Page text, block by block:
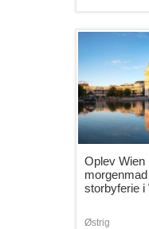
Oplev Wien
storbyferie
Østrig